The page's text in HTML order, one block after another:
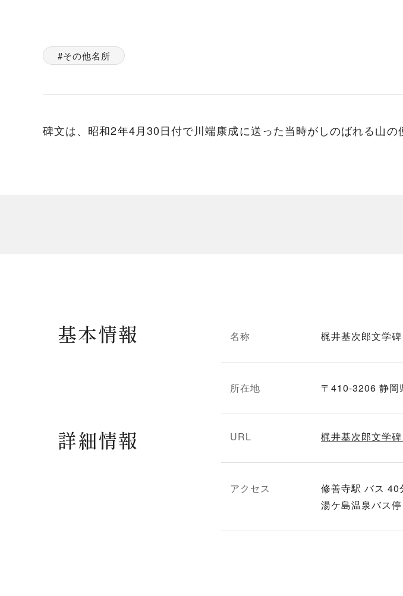
その他名所
碑文は、昭和2年4月30日付で川端康成に送った当時がしのばれる山の
基本情報 名称 梶井基次郎文学碑
所在地 〒410-3206 静岡
詳細情報 URL 梶井基次郎文学碑
アクセス
修善寺駅 バス 40
湯ケ島温泉バス